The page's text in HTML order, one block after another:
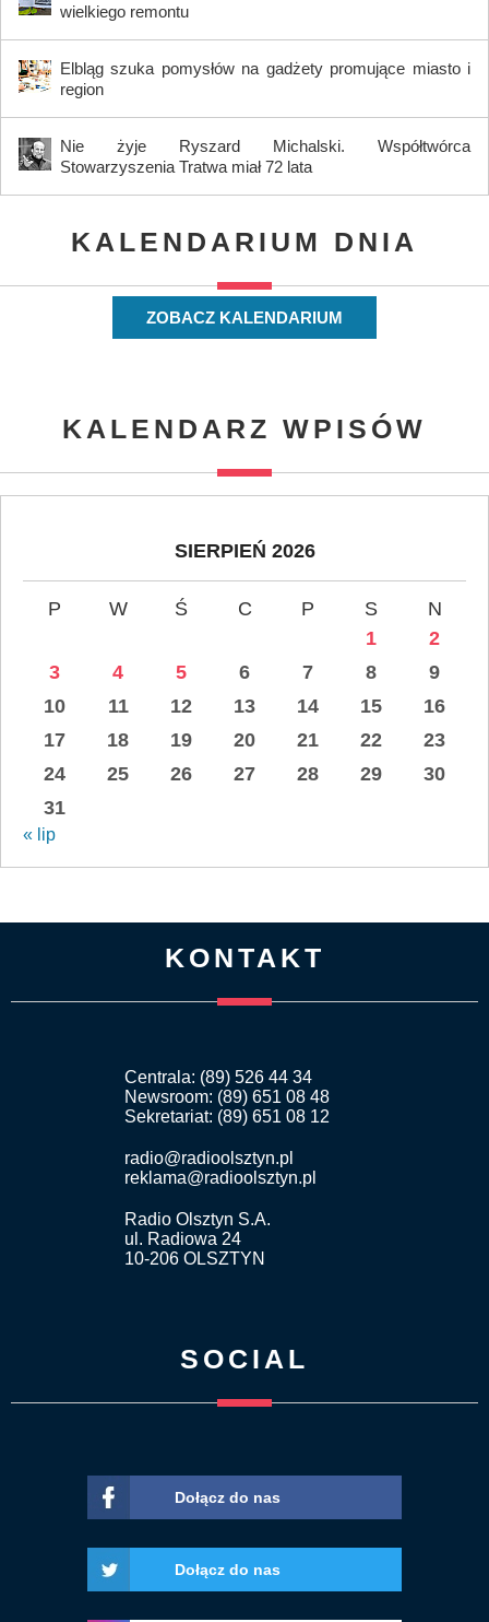
wielkiego remontu
Elbląg szuka pomysłów na gadżety promujące miasto i
region
Nie żyje Ryszard Michalski. Współtwórca
Stowarzyszenia Tratwa miał 72 lata
KALENDARIUM DNIA
ZOBACZ KALENDARIUM
KALENDARZ WPISÓW
SIERPIEŃ 2026
P W Ś C P S
N
1
2
3
4 5 6 7 8
9
10
11 12 13 14 15
16
17
18 19 20 21 22
23
24
25 26 27 28 29
30
31
« lip
KONTAKT
Centrala: (89) 526 44 34
Newsroom: (89) 651 08 48
Sekretariat: (89) 651 08 12
radio@radioolsztyn.pl
reklama@radioolsztyn.pl
Radio Olsztyn S.A.
ul. Radiowa 24
10-206 OLSZTYN
SOCIAL
Dołącz do nas
Dołącz do nas